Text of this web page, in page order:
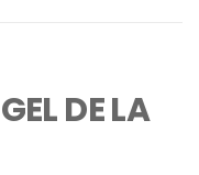
DE LA